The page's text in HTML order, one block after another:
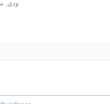
ودي,